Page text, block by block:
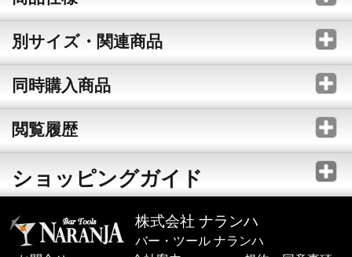
別サイズ・関連商品
同時購入商品
閲覧履歴
ショッピングガイド
株式会社 ナランハ
バー・ツール ナランハ